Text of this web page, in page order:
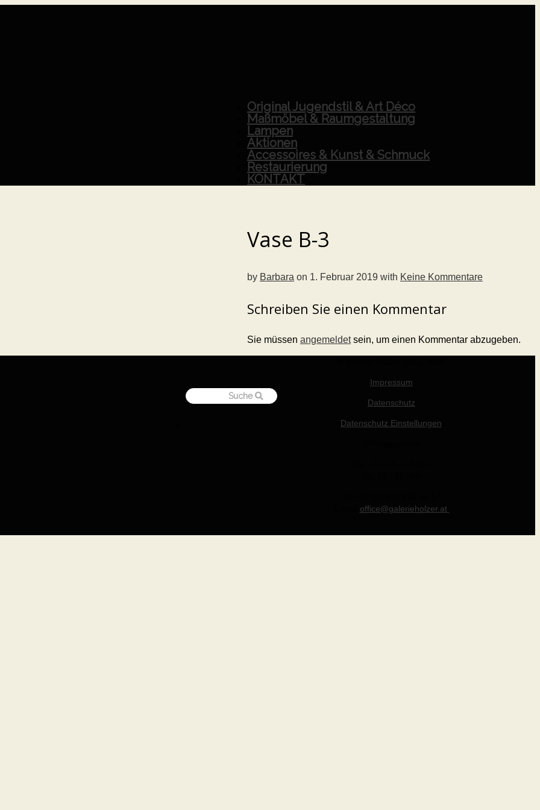
Original Jugendstil & Art Déco
Maßmöbel & Raumgestaltung
Lampen
Aktionen
Accessoires & Kunst & Schmuck
Restaurierung
KONTAKT
Vase B-3
by Barbara on 1. Februar 2019 with Keine Kommentare
Schreiben Sie einen Kommentar
Sie müssen angemeldetsein, um einen Kommentar abzugeben.
Impressum
Datenschutz
Datenschutz Einstellungen
office@galerieholzer.at